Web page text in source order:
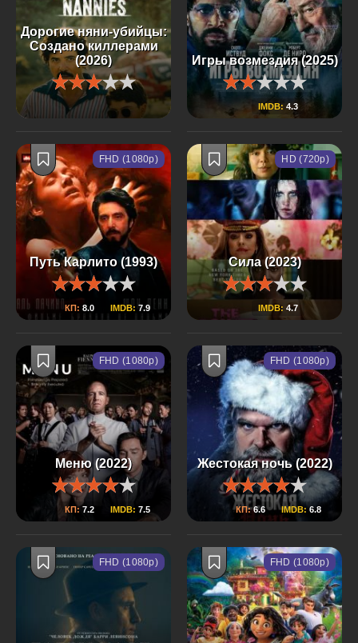
Дорогие няни-убийцы:
Создано киллерами
(2026)
Игры возмездия (2025)
IMDB: 4.3
Путь Карлито (1993)
КП: 8.0 IMDB: 7.9
FHD (1080p)
Сила (2023)
IMDB: 4.7
HD (720p)
Меню (2022)
КП: 7.2 IMDB: 7.5
FHD (1080p)
Жестокая ночь (2022)
КП:6.6 IMDB:6.8
FHD (1080p)
FHD (1080p) FHD (1080p)